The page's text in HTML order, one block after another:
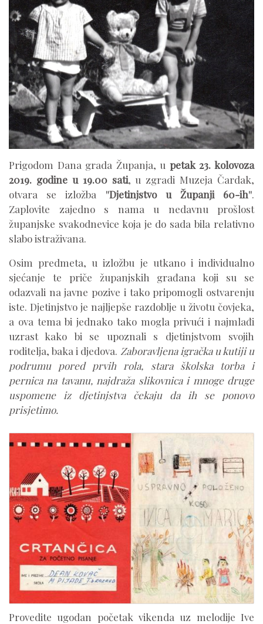
Prigodom Dana grada Županja, u petak 23. kolovoza
2019. godine u 19.00 sati, u zgradi Muzeja Čardak,
otvara se izložba ''Djetinjstvo u Županji 60-ih''.
Zaplovite zajedno s nama u nedavnu prošlost
županjske svakodnevice koja je do sada bila relativno
slabo istraživana.
Osim predmeta, u izložbu je utkano i individualno
sjećanje te priče županjskih građana koji su se
odazvali na javne pozive i tako pripomogli ostvarenju
iste. Djetinjstvo je najljepše razdoblje u životu čovjeka,
a ova tema bi jednako tako mogla privući i najmlađi
uzrast kako bi se upoznali s djetinjstvom svojih
roditelja, baka i djedova. Zaboravljena igračka u kutiji u
podrumu pored prvih rola, stara školska torba i
pernica na tavanu, najdraža slikovnica i mnoge druge
uspomene iz djetinjstva čekaju da ih se ponovo
prisjetimo.
Provedite ugodan početak vikenda uz melodije Ive